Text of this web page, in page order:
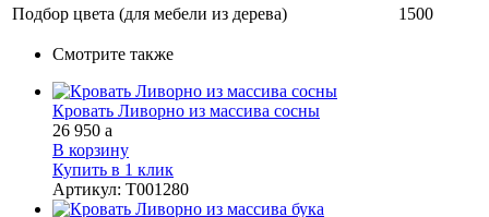
Подбор цвета (для мебели из дерева)
1500
Смотрите также
Кровать Ливорно из массива сосны
26 950 a
В корзину
Купить в 1 клик
Артикул: Т001280